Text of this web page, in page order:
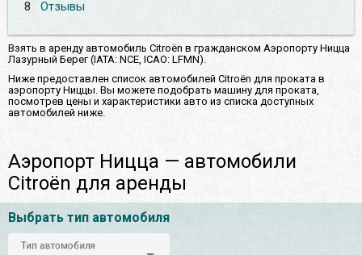
8
Отзывы
Взять в аренду автомобиль Citroën в гражданском Аэропорту Ницца
Лазурный Берег (IATA: NCE, ICAO: LFMN).
Ниже предоставлен список автомобилей Citroën для проката в
аэропорту Ниццы. Вы можете подобрать машину для проката,
посмотрев цены и характеристики авто из списка доступных
автомобилей ниже.
Аэропорт Ницца — автомобили
Citroën для аренды
Выбрать тип автомобиля
Тип автомобиля